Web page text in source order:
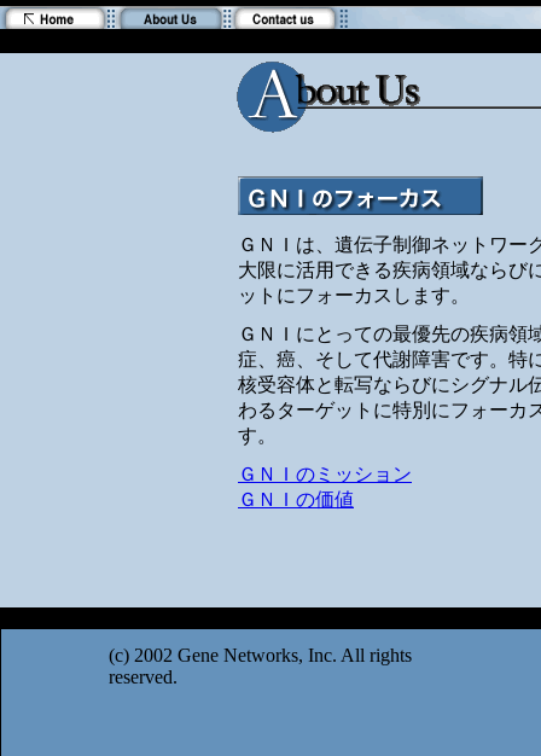
ＧＮＩは、遺伝子制御ネットワー
大限に活用できる疾病領域ならび
ットにフォーカスします。
ＧＮＩにとっての最優先の疾病領
症、癌、そして代謝障害です。特
核受容体と転写ならびにシグナル
わるターゲットに特別にフォーカ
す。
ＧＮＩのミッション
ＧＮＩの価値
(c) 2002 Gene Networks, Inc. All rights
reserved.